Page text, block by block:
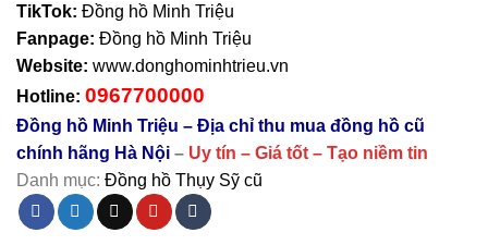
TikTok: Đồng hồ Minh Triệu
Fanpage: Đồng hồ Minh Triệu
Website: www.donghominhtrieu.vn
Hotline: 0967700000
Đồng hồ Minh Triệu – Địa chỉ thu mua đồng hồ cũ
chính hãng Hà Nội – Uy tín – Giá tốt – Tạo niềm tin
Danh mục: Đồng hồ Thụy Sỹ cũ